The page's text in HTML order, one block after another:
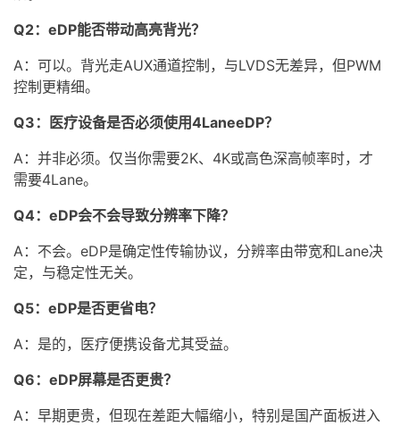
Q2：eDP能否带动高亮背光？
A：可以。背光走AUX通道控制，与LVDS无差异，但PWM
控制更精细。
Q3：医疗设备是否必须使用4LaneeDP？
A：并非必须。仅当你需要2K、4K或高色深高帧率时，才
需要4Lane。
Q4：eDP会不会导致分辨率下降？
A：不会。eDP是确定性传输协议，分辨率由带宽和Lane决
定，与稳定性无关。
Q5：eDP是否更省电？
A：是的，医疗便携设备尤其受益。
Q6：eDP屏幕是否更贵？
A：早期更贵，但现在差距大幅缩小，特别是国产面板进入